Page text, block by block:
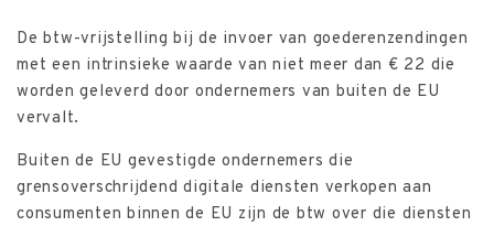
De btw-vrijstelling bij de invoer van goederenzendingen
met een intrinsieke waarde van niet meer dan € 22 die
worden geleverd door ondernemers van buiten de EU
vervalt.
Buiten de EU gevestigde ondernemers die
grensoverschrijdend digitale diensten verkopen aan
consumenten binnen de EU zijn de btw over die diensten